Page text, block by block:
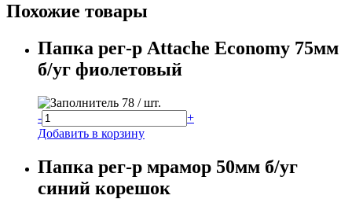
Похожие товары
Папка рег-р Attache Economy 75мм
б/уг фиолетовый
78 / шт.
-
+
Добавить в корзину
Папка рег-р мрамор 50мм б/уг
синий корешок